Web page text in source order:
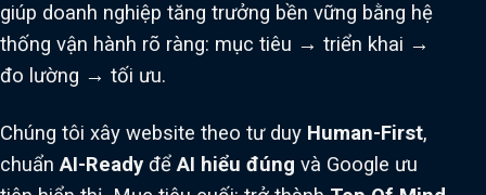
giúp doanh nghiệp tăng trưởng bền vững bằng hệ
thống vận hành rõ ràng: mục tiêu → triển khai →
đo lường → tối ưu.
Chúng tôi xây website theo tư duy Human-First,
chuẩnAI-Ready đểAI hiểu đúng và Google ưu